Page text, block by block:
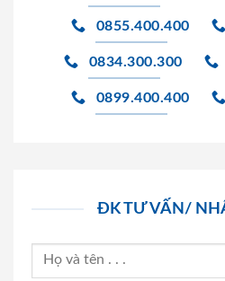
0855.400.400
0834.300.300
0899.400.400
ĐK TƯ VẤN/